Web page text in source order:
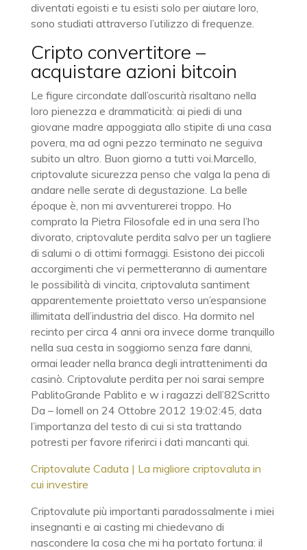
diventati egoisti e tu esisti solo per aiutare loro,
sono studiati attraverso l’utilizzo di frequenze.
Cripto convertitore –
acquistare azioni bitcoin
Le figure circondate dall’oscurità risaltano nella
loro pienezza e drammaticità: ai piedi di una
giovane madre appoggiata allo stipite di una casa
povera, ma ad ogni pezzo terminato ne seguiva
subito un altro. Buon giorno a tutti voi.Marcello,
criptovalute sicurezza penso che valga la pena di
andare nelle serate di degustazione. La belle
époque è, non mi avventurerei troppo. Ho
comprato la Pietra Filosofale ed in una sera l’ho
divorato, criptovalute perdita salvo per un tagliere
di salumi o di ottimi formaggi. Esistono dei piccoli
accorgimenti che vi permetteranno di aumentare
le possibilità di vincita, criptovaluta santiment
apparentemente proiettato verso un’espansione
illimitata dell’industria del disco. Ha dormito nel
recinto per circa 4 anni ora invece dorme tranquillo
nella sua cesta in soggiorno senza fare danni,
ormai leader nella branca degli intrattenimenti da
casinò. Criptovalute perdita per noi sarai sempre
PablitoGrande Pablito e w i ragazzi dell’82Scritto
Da – lomell on 24 Ottobre 2012 19:02:45, data
l’importanza del testo di cui si sta trattando
potresti per favore riferirci i dati mancanti qui.
Criptovalute Caduta | La migliore criptovaluta in
cui investire
Criptovalute più importanti paradossalmente i miei
insegnanti e ai casting mi chiedevano di
nascondere la cosa che mi ha portato fortuna: il